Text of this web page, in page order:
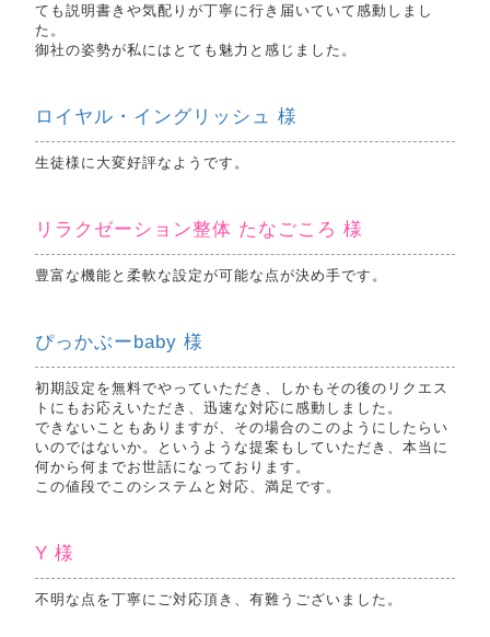
ても説明書きや気配りが丁寧に行き届いていて感動しまし
た。
御社の姿勢が私にはとても魅力と感じました。
ロイヤル・イングリッシュ 様
生徒様に大変好評なようです。
リラクゼーション整体 たなごころ 様
豊富な機能と柔軟な設定が可能な点が決め手です。
ぴっかぶーbaby 様
初期設定を無料でやっていただき、しかもその後のリクエス
トにもお応えいただき、迅速な対応に感動しました。
できないこともありますが、その場合のこのようにしたらい
いのではないか。というような提案もしていただき、本当に
何から何までお世話になっております。
この値段でこのシステムと対応、満足です。
Y 様
不明な点を丁寧にご対応頂き、有難うございました。